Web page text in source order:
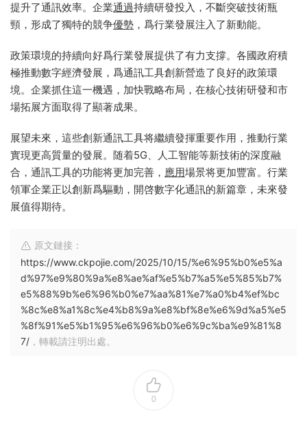
提升了通訊效率。企業通過持續研發投入，不斷突破技術瓶
頸，形成了獨特的競争優勢 ，爲行業發展注入了新動能。
政策環境的持續向好爲行業發展提供了有力支撐。各國政府積
極推動數字經濟發展，爲通訊工具創新營造了良好的政策環
境。企業抓住這一機遇，加快戰略布局，在核心技術研發和市
場拓展方面取得了顯著成果。
展望未來，這些創新通訊工具将繼續發揮重要作用，推動行業
實現更高質量的發展。随着5G、人工智能等新技術的深度融
合，通訊工具的功能将更加完善， 應用場景将更加豐富。行業
領軍企業正以創新爲驅動，開啓數字化通訊的新篇章，未來發
展值得期待。
原文鏈接：
https://www.ckpojie.com/2025/10/15/%e6%95%b0%e5%a
d%97%e9%80%9a%e8%ae%af%e5%b7%a5%e5%85%b7%
e5%88%9b%e6%96%b0%e7%aa%81%e7%a0%b4%ef%bc
%8c%e8%a1%8c%e4%b8%9a%e8%bf%8e%e6%9d%a5%e5
%8f%91%e5%b1%95%e6%96%b0%e6%9c%ba%e9%81%8
7/ ，轉載請注明出處。
0